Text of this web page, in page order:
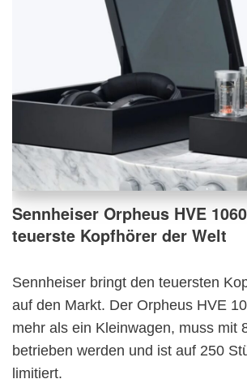
Sennheiser Orpheus HVE
teuerste Kopfhörer der Welt
Sennheiser bringt den teuersten
auf den Markt. Der Orpheus HVE
mehr als ein Kleinwagen, muss mit
betrieben werden und ist auf 250
limitiert.